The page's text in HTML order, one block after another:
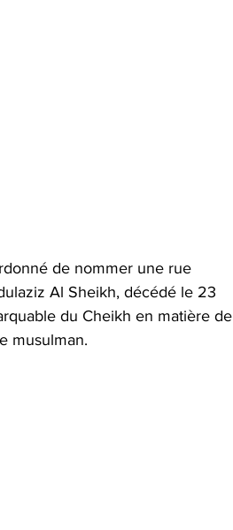
de nommer une rue
Al Sheikh, décédé le 23
du Cheikh en matière de
musulman.